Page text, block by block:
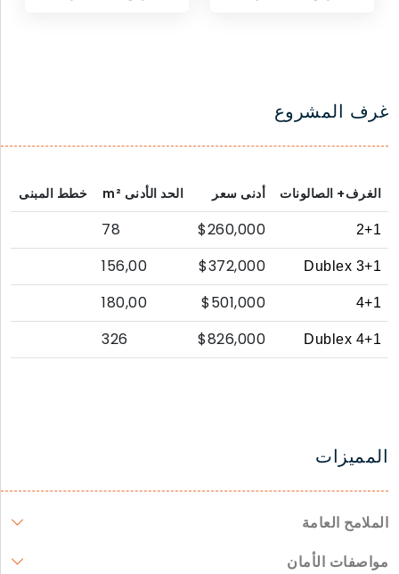
غرف المشروع
الغرف+ الصالونات أدنى سعر الحد الأدنى خطط المبنى
2+1
$260,000
78
3+1 Dublex
$372,000
156,00
4+1
$501,000
180,00
4+1 Dublex
$826,000
326
المميزات
الملامح العامة
مواصفات الأمان